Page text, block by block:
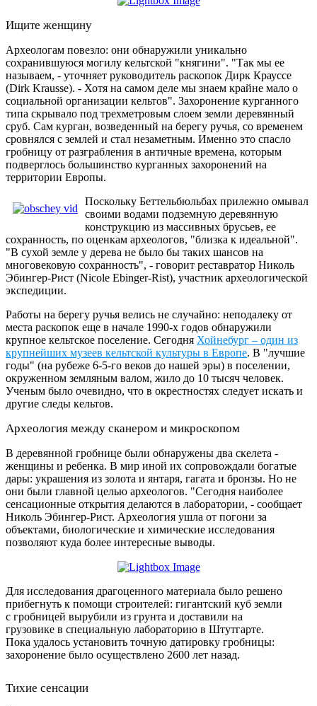
Ищите женщину
Археологам повезло: они обнаружили уникально
сохранившуюся могилу кельтской "княгини". "Так мы ее
называем, - уточняет руководитель раскопок Дирк Крауссе
(Dirk Krausse). - Хотя на самом деле мы знаем крайне мало о
социальной организации кельтов". Захоронение курганного
типа скрывало под трехметровым слоем земли деревянный
сруб. Сам курган, возведенный на берегу ручья, со временем
сровнялся с землей и стал незаметным. Именно это спасло
гробницу от разграбления в античные времена, которым
подверглось большинство курганных захоронений на
территории Европы.
Поскольку Беттельбюльбах прилежно омывал
своими водами подземную деревянную
конструкцию из массивных брусьев, ее
сохранность, по оценкам археологов, "близка к идеальной".
"В сухой земле у дерева не было бы таких шансов на
многовековую сохранность", - говорит реставратор Николь
Эбингер-Рист (Nicole Ebinger-Rist), участник археологической
экспедиции.
Работы на берегу ручья велись не случайно: неподалеку от
места раскопок еще в начале 1990-х годов обнаружили
крупное кельтское поселение. Сегодня Хойнебург – один из
крупнейших музеев кельтской культуры в Европе. В "лучшие
годы" (на рубеже 6-5-го веков до нашей эры) в поселении,
окруженном земляным валом, жило до 10 тысяч человек.
Ученым было очевидно, что в окрестностях следует искать и
другие следы кельтов.
Археология между сканером и микроскопом
В деревянной гробнице были обнаружены два скелета -
женщины и ребенка. В мир иной их сопровождали богатые
дары: украшения из золота и янтаря, гагата и бронзы. Но не
они были главной целью археологов. "Сегодня наиболее
сенсационные открытия делаются в лаборатории, - сообщает
Николь Эбингер-Рист. Археология ушла от погони за
объектами, биологические и химические исследования
позволяют куда более интересные выводы.
Для исследования драгоценного материала было решено
прибегнуть к помощи строителей: гигантский куб земли
с гробницей вырубили из грунта и доставили на
грузовике в специальную лабораторию в Штутгарте.
Пока удалось установить точную датировку гробницы:
захоронение было осуществлено 2600 лет назад.
Тихие сенсации